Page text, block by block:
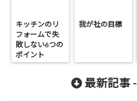
キッチンのリ
フォームで失
敗しない6つの
ポイント
我が社の目標
最新記事 -